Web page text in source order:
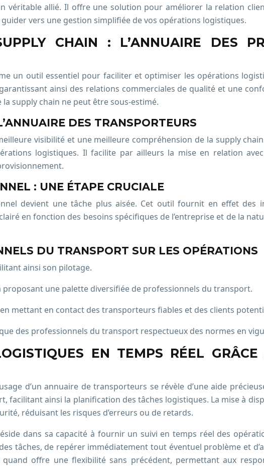
véritable allié. Il offre une solution pour améliorer la relation
vers une gestion simplifiée de vos opérations logistiques.
CHAIN : L’ANNUAIRE DES
un outil essentiel pour faciliter et optimiser les opérations
ainsi des relations commerciales de qualité et une
supply chain ne peut être sous-estimé.
DES TRANSPORTEURS
visibilité et une meilleure compréhension de la supply
logistiques. Il facilite par ailleurs la mise en relation
: UNE ÉTAPE CRUCIALE
devient une tâche plus aisée. Cet outil fournit en effet des
en fonction des besoins spécifiques de l’entreprise et de la
DU TRANSPORT SUR LES OPÉRATIONS
ainsi son pilotage.
une palette diversifiée de professionnels du transport.
mettant en contact des transporteurs fiables et des clients
des professionnels du transport respectueux des normes en
EN TEMPS RÉEL
d’un annuaire de transporteurs se révèle d’une aide
ainsi la planification des tâches logistiques. La mise à
réduisant les risques d’erreurs ou de retards.
dans sa capacité à fournir un suivi en temps réel des
tâches, de repérer immédiatement tout éventuel problème et
quand offre une flexibilité sans précédent, permettant aux